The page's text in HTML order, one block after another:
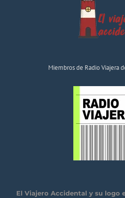
Miembros de Radio Viajera
El Viajero Accidental y su logo